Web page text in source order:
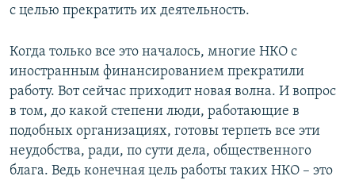
с целью прекратить их деятельность.
Когда только все это началось, многие НКО с
иностранным финансированием прекратили
работу. Вот сейчас приходит новая волна. И вопрос
в том, до какой степени люди, работающие в
подобных организациях, готовы терпеть все эти
неудобства, ради, по сути дела, общественного
блага. Ведь конечная цель работы таких НКО – это